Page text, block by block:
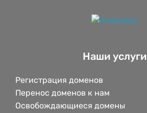
Наши услуги
Регистрация доменов
Перенос доменов к нам
Освобождающиеся домены